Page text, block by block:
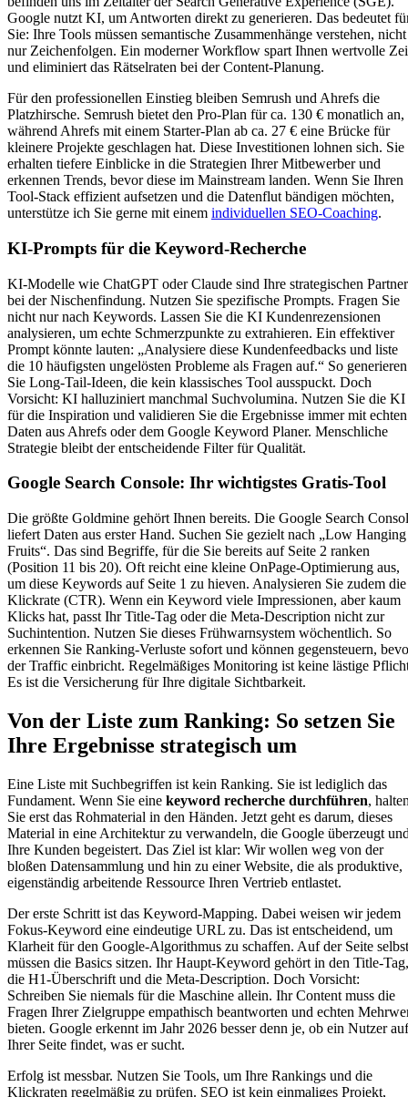
Google nutzt KI, um Antworten direkt zu generieren. Das bedeutet
Sie: Ihre Tools müssen semantische Zusammenhänge verstehen, nicht
nur Zeichenfolgen. Ein moderner Workflow spart Ihnen wertvolle
und eliminiert das Rätselraten bei der Content-Planung.
Für den professionellen Einstieg bleiben Semrush und Ahrefs die
Platzhirsche. Semrush bietet den Pro-Plan für ca. 130 € monatlich an,
während Ahrefs mit einem Starter-Plan ab ca. 27 € eine Brücke für
kleinere Projekte geschlagen hat. Diese Investitionen lohnen sich. Sie
erhalten tiefere Einblicke in die Strategien Ihrer Mitbewerber und
erkennen Trends, bevor diese im Mainstream landen. Wenn Sie Ihren
Tool-Stack effizient aufsetzen und die Datenflut bändigen möchten,
unterstütze ich Sie gerne mit einem individuellen SEO-Coaching.
KI-Prompts für die Keyword-Recherche
KI-Modelle wie ChatGPT oder Claude sind Ihre strategischen Partner
bei der Nischenfindung. Nutzen Sie spezifische Prompts. Fragen Sie
nicht nur nach Keywords. Lassen Sie die KI Kundenrezensionen
analysieren, um echte Schmerzpunkte zu extrahieren. Ein effektiver
Prompt könnte lauten: „Analysiere diese Kundenfeedbacks und liste
die 10 häufigsten ungelösten Probleme als Fragen auf.“ So generieren
Sie Long-Tail-Ideen, die kein klassisches Tool ausspuckt. Doch
Vorsicht: KI halluziniert manchmal Suchvolumina. Nutzen Sie die KI
für die Inspiration und validieren Sie die Ergebnisse immer mit echten
Daten aus Ahrefs oder dem Google Keyword Planer. Menschliche
Strategie bleibt der entscheidende Filter für Qualität.
Google Search Console: Ihr wichtigstes Gratis-Tool
Die größte Goldmine gehört Ihnen bereits. Die Google Search
liefert Daten aus erster Hand. Suchen Sie gezielt nach „Low Hanging
Fruits“. Das sind Begriffe, für die Sie bereits auf Seite 2 ranken
(Position 11 bis 20). Oft reicht eine kleine OnPage-Optimierung aus,
um diese Keywords auf Seite 1 zu hieven. Analysieren Sie zudem die
Klickrate (CTR). Wenn ein Keyword viele Impressionen, aber kaum
Klicks hat, passt Ihr Title-Tag oder die Meta-Description nicht zur
Suchintention. Nutzen Sie dieses Frühwarnsystem wöchentlich. So
erkennen Sie Ranking-Verluste sofort und können gegensteuern,
der Traffic einbricht. Regelmäßiges Monitoring ist keine lästige
Es ist die Versicherung für Ihre digitale Sichtbarkeit.
Von der Liste zum Ranking: So setzen Sie
Ihre Ergebnisse strategisch um
Eine Liste mit Suchbegriffen ist kein Ranking. Sie ist lediglich das
Fundament. Wenn Sie eine keyword recherche durchführen,
Sie erst das Rohmaterial in den Händen. Jetzt geht es darum, dieses
Material in eine Architektur zu verwandeln, die Google überzeugt
Ihre Kunden begeistert. Das Ziel ist klar: Wir wollen weg von der
bloßen Datensammlung und hin zu einer Website, die als produktive,
eigenständig arbeitende Ressource Ihren Vertrieb entlastet.
Der erste Schritt ist das Keyword-Mapping. Dabei weisen wir jedem
Fokus-Keyword eine eindeutige URL zu. Das ist entscheidend, um
Klarheit für den Google-Algorithmus zu schaffen. Auf der Seite selbst
müssen die Basics sitzen. Ihr Haupt-Keyword gehört in den Title-Tag,
die H1-Überschrift und die Meta-Description. Doch Vorsicht:
Schreiben Sie niemals für die Maschine allein. Ihr Content muss die
Fragen Ihrer Zielgruppe empathisch beantworten und echten
bieten. Google erkennt im Jahr 2026 besser denn je, ob ein Nutzer auf
Ihrer Seite findet, was er sucht.
Erfolg ist messbar. Nutzen Sie Tools, um Ihre Rankings und die
Klickraten regelmäßig zu prüfen. SEO ist kein einmaliges Projekt,